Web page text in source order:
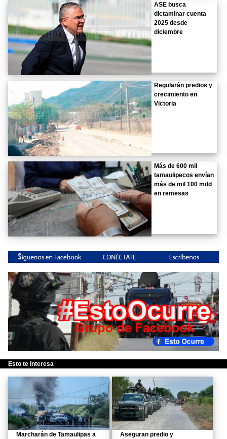
ASE busca
dictaminar cuenta
2025 desde
diciembre
Regularán predios y
crecimiento en
Victoria
Más de 600 mil
tamaulipecos envían
más de mil 100 mdd
en remesas
Esto te Interesa
Marcharán de Tamaulipas a Aseguran predio y